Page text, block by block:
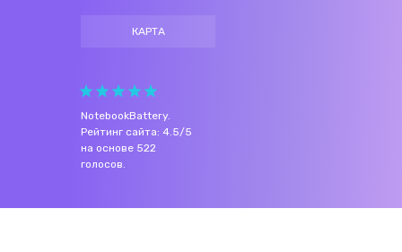
КАРТА
NotebookBattery.
Рейтинг сайта: 4.5/5
на основе 522
голосов.